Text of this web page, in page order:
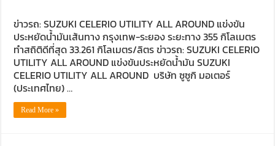
ข่าวรถ: SUZUKI CELERIO UTILITY ALL AROUND แข่งขัน
ประหยัดน้ำมันเส้นทาง กรุงเทพ-ระยอง ระยะทาง 355 กิโลเมตร
ทำสถิติดีที่สุด 33.261 กิโลเมตร/ลิตร ข่าวรถ: SUZUKI CELERIO
UTILITY ALL AROUND แข่งขันประหยัดน้ำมัน SUZUKI
CELERIO UTILITY ALL AROUND บริษัท ซูซูกิ มอเตอร์
(ประเทศไทย) …
Read More »